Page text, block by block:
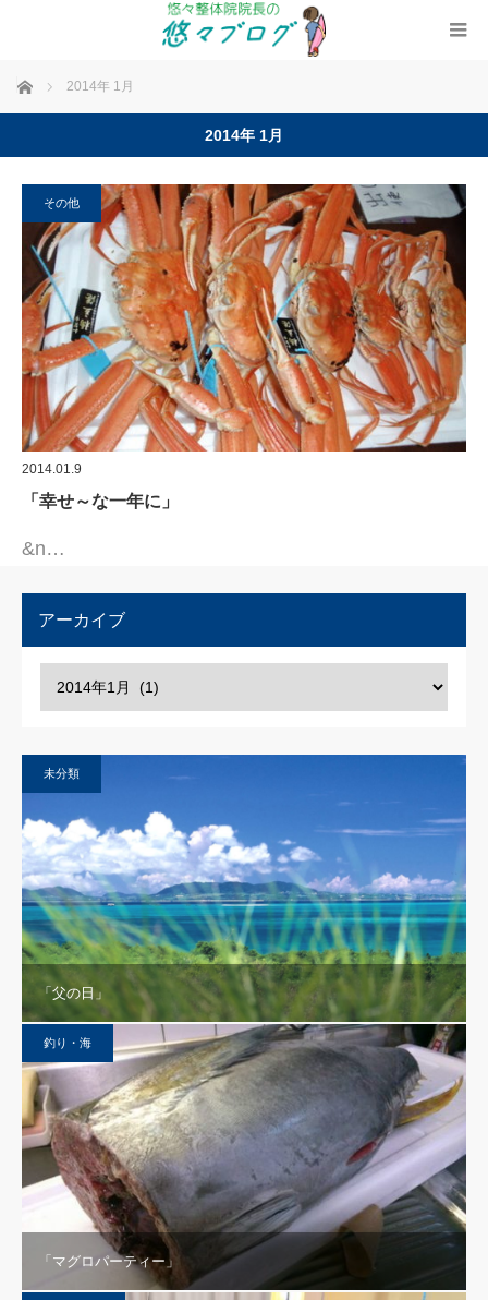
ホーム 2014年 1月
2014年 1月
その他
2014.01.9
「幸せ～な一年に」
&n…
アーカイブ
未分類
「父の日」
釣り・海
「マグロパーティー」